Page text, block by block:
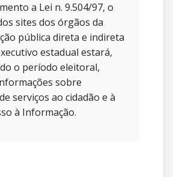
a Lei n. 9.504/97, o
sites dos órgãos da
pública direta e indireta
estadual estará,
o período eleitoral,
sobre
serviços ao cidadão e à
à Informação.